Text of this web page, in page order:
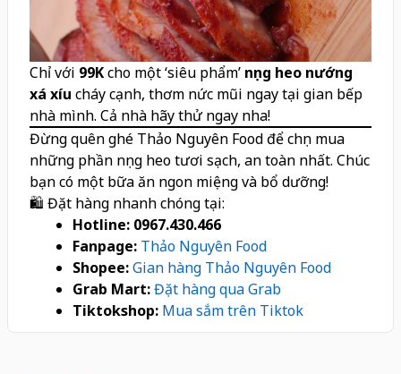
Chỉ với 99Kcho một ‘siêu phẩm’ nọng heo nướng
xá xíu cháy cạnh, thơm nức mũi ngay tại gian bếp
nhà mình. Cả nhà hãy thử ngay nha!
Đừng quên ghé Thảo Nguyên Food để chọn mua
những phần nọng heo tươi sạch, an toàn nhất. Chúc
bạn có một bữa ăn ngon miệng và bổ dưỡng!
🛍️ Đặt hàng nhanh chóng tại:
Hotline: 0967.430.466
Fanpage: Thảo Nguyên Food
Shopee:Gian hàng Thảo Nguyên Food
Grab Mart:Đặt hàng qua Grab
Tiktokshop: Mua sắm trên Tiktok